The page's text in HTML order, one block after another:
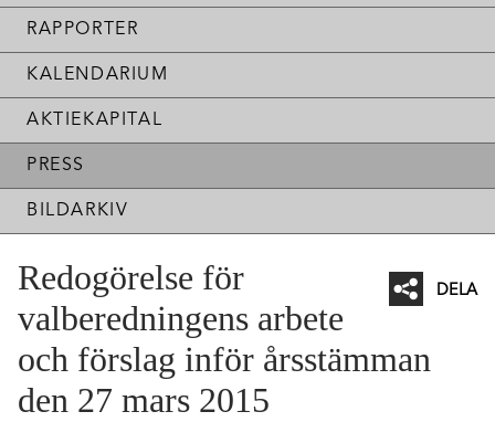
RAPPORTER
KALENDARIUM
AKTIEKAPITAL
PRESS
BILDARKIV
DELA
Redogörelse för
valberedningens arbete
och förslag inför årsstämman
den 27 mars 2015